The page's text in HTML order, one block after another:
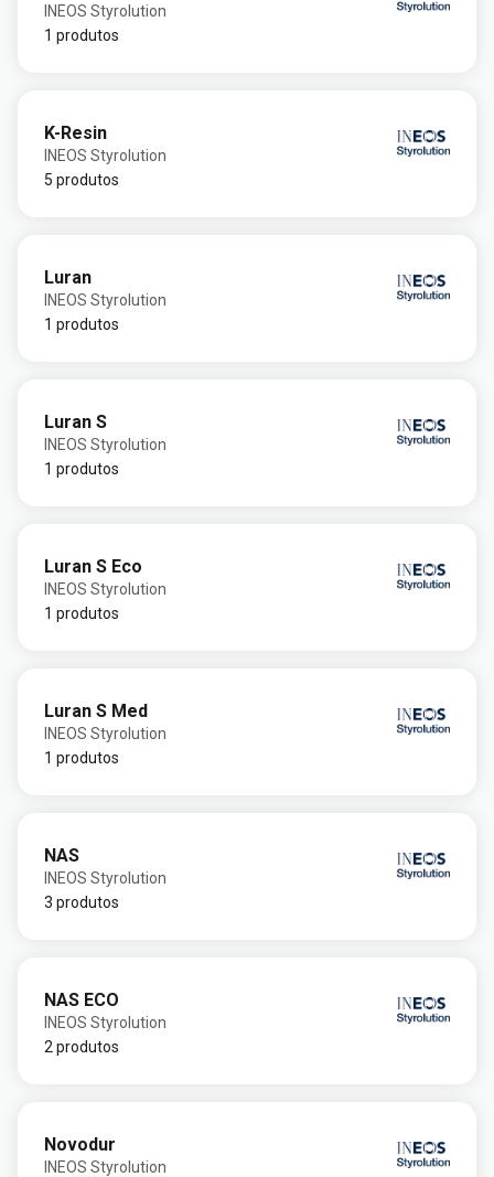
INEOS Styrolution
1 produtos
K-Resin
INEOS Styrolution
5 produtos
Luran
INEOS Styrolution
1 produtos
Luran S
INEOS Styrolution
1 produtos
Luran S Eco
INEOS Styrolution
1 produtos
Luran S Med
INEOS Styrolution
1 produtos
NAS
INEOS Styrolution
3 produtos
NAS ECO
INEOS Styrolution
2 produtos
Novodur
INEOS Styrolution